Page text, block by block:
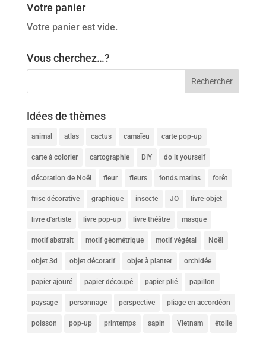
Votre panier
Votre panier est vide.
Vous cherchez…?
Idées de thèmes
animal atlas cactus camaïeu carte pop-up
carte à colorier cartographie DIY do it yourself
décoration de Noël fleur fleurs fonds marins forêt
frise décorative graphique insecte JO livre-objet
livre d'artiste livre pop-up livre théâtre masque
motif abstrait motif géométrique motif végétal Noël
objet 3d objet décoratif objet à planter orchidée
papier ajouré papier découpé papier plié papillon
paysage personnage perspective pliage en accordéon
poisson pop-up printemps sapin Vietnam étoile